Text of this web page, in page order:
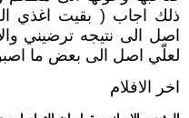
اصل الى نتيجه ترضيني
لعلّي اصل الى بعض ما
اخر الافلام